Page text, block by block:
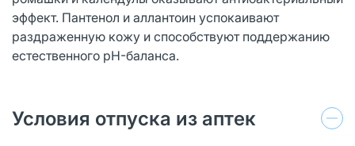
эффект. Пантенол и аллантоин успокаивают
раздраженную кожу и способствуют поддержанию
естественного pH-баланса.
Условия отпуска из аптек